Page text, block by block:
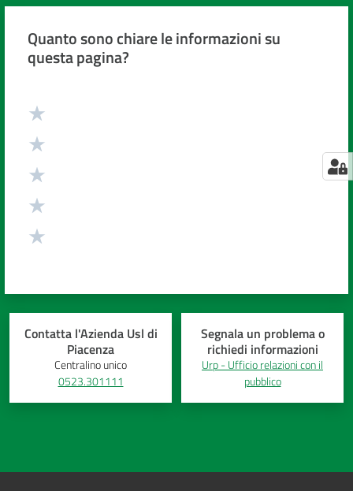
Quanto sono chiare le informazioni su
questa pagina?
Contatta l'Azienda Usl di
Piacenza
Centralino unico
0523.301111
Segnala un problema o
richiedi informazioni
Urp - Ufficio relazioni con il
pubblico